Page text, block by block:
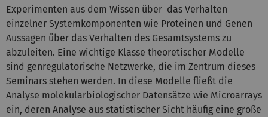
Experimenten aus dem Wissen über das Verhalten
einzelner Systemkomponenten wie Proteinen und Genen
Aussagen über das Verhalten des Gesamtsystems zu
abzuleiten. Eine wichtige Klasse theoretischer Modelle
sind genregulatorische Netzwerke, die im Zentrum dieses
Seminars stehen werden. In diese Modelle fließt die
Analyse molekularbiologischer Datensätze wie Microarrays
ein, deren Analyse aus statistischer Sicht häufig eine große